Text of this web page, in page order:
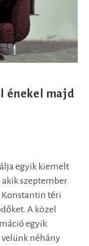
énekel majd
egyik kiemelt
akik szeptember
Konstantin téri
A közel
egyik
néhány